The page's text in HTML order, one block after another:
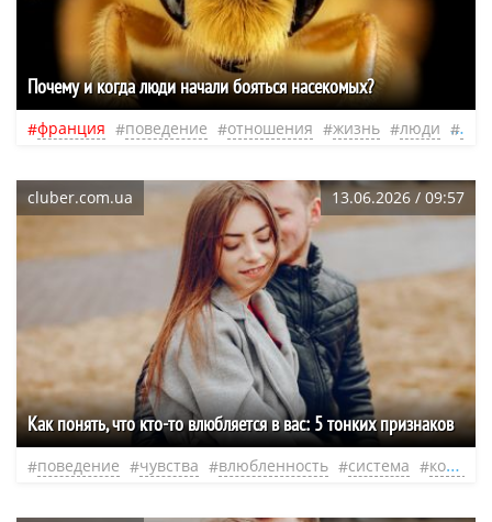
Почему и когда люди начали бояться насекомых?
франция поведение отношения жизнь люди
cluber.com.ua 13.06.2026 / 09:57
Как понять, что кто-то влюбляется в вас: 5 тонких признаков
поведение чувства влюбленность система контакт